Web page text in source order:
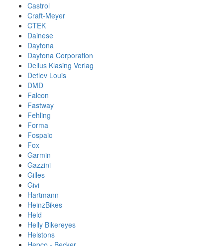
Castrol
Craft-Meyer
CTEK
Dainese
Daytona
Daytona Corporation
Delius Klasing Verlag
Detlev Louis
DMD
Falcon
Fastway
Fehling
Forma
Fospaic
Fox
Garmin
Gazzini
Gilles
Givi
Hartmann
HeinzBikes
Held
Helly Bikereyes
Helstons